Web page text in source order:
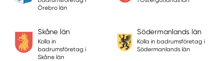
Örebro län
Skåne län
Kolla in
badrumsföretag i
Skåne län
Södermanlands län
Kolla in badrumsföretag i
Södermanlands län